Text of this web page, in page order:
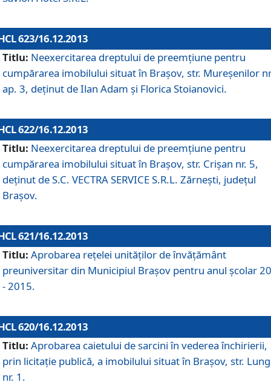
623/16.12.2013
Titlu: Neexercitarea dreptului de preemţiune pentru
cumpărarea imobilului situat în Braşov, str. Mureşenilor
ap. 3, deţinut de Ilan Adam şi Florica Stoianovici.
622/16.12.2013
Titlu: Neexercitarea dreptului de preemţiune pentru
cumpărarea imobilului situat în Braşov, str. Crişan nr. 5,
deţinut de S.C. VECTRA SERVICE S.R.L. Zărneşti, judeţul
Braşov.
621/16.12.2013
Titlu: Aprobarea reţelei unităţilor de învăţământ
preuniversitar din Municipiul Braşov pentru anul şcolar
- 2015.
620/16.12.2013
Titlu: Aprobarea caietului de sarcini în vederea închirierii,
prin licitaţie publică, a imobilului situat în Braşov, str.
nr. 1.